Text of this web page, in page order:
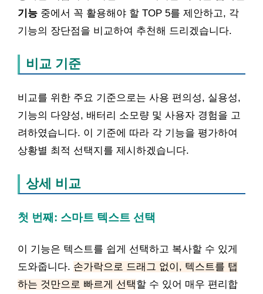
기능 중에서 꼭 활용해야 할 TOP 5를 제안하고, 각
기능의 장단점을 비교하여 추천해 드리겠습니다.
비교 기준
비교를 위한 주요 기준으로는 사용 편의성, 실용성,
기능의 다양성, 배터리 소모량 및 사용자 경험을 고
려하였습니다. 이 기준에 따라 각 기능을 평가하여
상황별 최적 선택지를 제시하겠습니다.
상세 비교
첫 번째: 스마트 텍스트 선택
이 기능은 텍스트를 쉽게 선택하고 복사할 수 있게
도와줍니다. 손가락으로 드래그 없이, 텍스트를 탭
하는 것만으로 빠르게 선택할 수 있어 매우 편리합